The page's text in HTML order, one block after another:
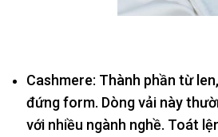
Cashmere: Thành phần từ
đứng form. Dòng vải này
với nhiều ngành nghề. Toát